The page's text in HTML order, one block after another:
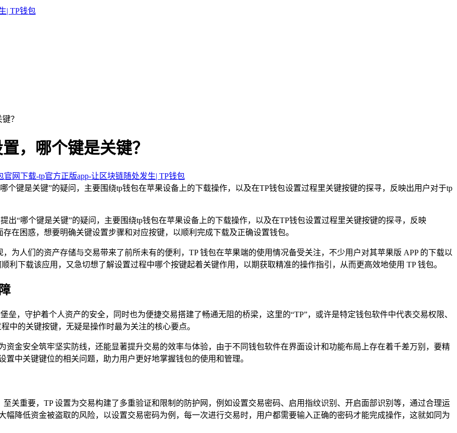
？
，哪个键是关键？
官网下载-tp官方正版app-让区块链随处发生| TP钱包
个键是关键”的疑问，主要围绕tp钱包在苹果设备上的下载操作，以及在TP钱包设置过程里关键按键的探寻，反映出用户对于tp
出“哪个键是关键”的疑问，主要围绕tp钱包在苹果设备上的下载操作，以及在TP钱包设置过程里关键按键的探寻，反映
在困惑，想要明确关键设置步骤和对应按键，以顺利完成下载及正确设置钱包。
，为人们的资产存储与交易带来了前所未有的便利，TP 钱包在苹果端的使用情况备受关注，不少用户对其苹果版 APP 的下载以
利下载该应用，又急切想了解设置过程中哪个按键起着关键作用，以期获取精准的操作指引，从而更高效地使用 TP 钱包。
垒，守护着个人资产的安全，同时也为便捷交易搭建了畅通无阻的桥梁，这里的“TP”，或许是特定钱包软件中代表交易权限、
中的关键按键，无疑是操作时最为关注的核心要点。
资金安全筑牢坚实防线，还能显著提升交易的效率与体验，由于不同钱包软件在界面设计和功能布局上存在着千差万别，要精
中关键键位的相关问题，助力用户更好地掌握钱包的使用和管理。
关重要，TP 设置为交易构建了多重验证和限制的防护网，例如设置交易密码、启用指纹识别、开启面部识别等，通过合理运
幅降低资金被盗取的风险，以设置交易密码为例，每一次进行交易时，用户都需要输入正确的密码才能完成操作，这就如同为